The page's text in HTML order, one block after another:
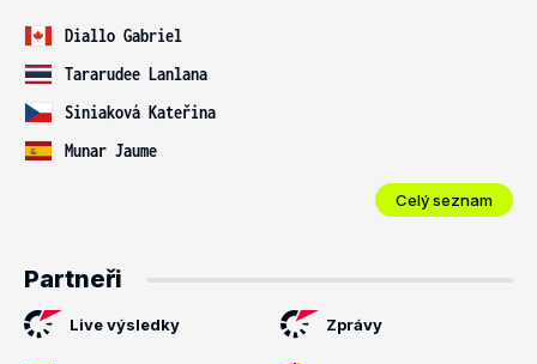
Diallo Gabriel
Tararudee Lanlana
Siniaková Kateřina
Munar Jaume
Celý seznam
Partneři
Live výsledky Zprávy